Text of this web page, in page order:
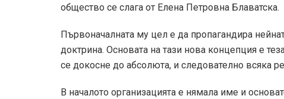
общество се слага от Елена Петровна Блаватска.
Първоначалната му цел е да пропагандира
доктрина. Основата на тази нова концепция е
се докосне до абсолюта, и следователно всяка
В началото организацията е нямала име и